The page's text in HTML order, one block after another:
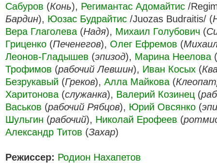
Сабуров (Конь), Регимантас Адомайтис /
Бардин), Юозас Будрайтис /Juozas Budraitis/ (
Вера Глаголева (Надя), Михаил Голубович (
Гриценко (Печенегов), Олег Ефремов (
Леонов-Гладышев (эпизод), Марина Неелова (
Трофимов (рабочий Левшин), Иван Косых (
Безрукавый (Греков), Алла Майкова (
Харитонова (служанка), Валерий Козинец (
Васьков (рабочий Рябцов), Юрий Овсянко (
Шульгин (рабочий), Николай Ерофеев (
Александр Титов (Захар)
Режиссер: Родион Нахапетов